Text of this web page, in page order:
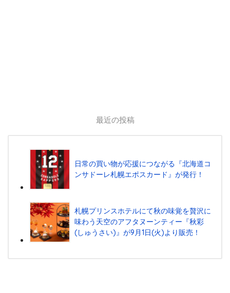
最近の投稿
日常の買い物が応援につながる『北海道コ
ンサドーレ札幌エポスカード』が発行！
札幌プリンスホテルにて秋の味覚を贅沢に
味わう天空のアフタヌーンティー『秋彩
(しゅうさい)』が9月1日(火)より販売！